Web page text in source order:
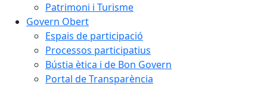
Patrimoni i Turisme
Govern Obert
Espais de participació
Processos participatius
Bústia ètica i de Bon Govern
Portal de Transparència